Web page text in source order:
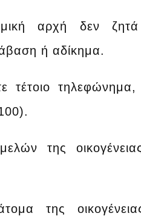
αρχή δεν
ή αδίκημα.
τέτοιο
της
της